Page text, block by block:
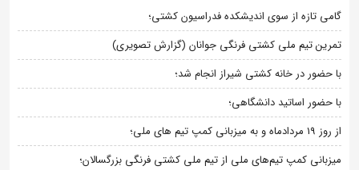
گامی تازه از سوی اندیشکده فدراسیون کشتی؛
تمرین تیم ملی کشتی فرنگی جوانان (گزارش تصویری)
با حضور در خانه کشتی شیراز انجام شد؛
با حضور اساتید دانشگاهی؛
از روز 19 مردادماه و به میزبانی کمپ تیم های ملی؛
میزبانی کمپ تیم‌های ملی از تیم ملی کشتی فرنگی بزرگسالان؛